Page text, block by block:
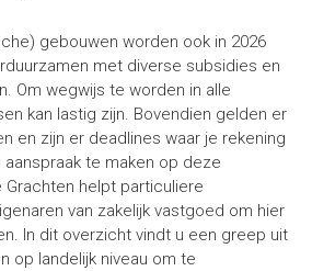
gebouwen worden ook in 2026
met diverse subsidies en
Om wegwijs te worden in alle
kan lastig zijn. Bovendien gelden er
en zijn er deadlines waar je rekening
te maken op deze
Grachten helpt particuliere
van zakelijk vastgoed om hier
In dit overzicht vindt u een greep uit
op landelijk niveau om te